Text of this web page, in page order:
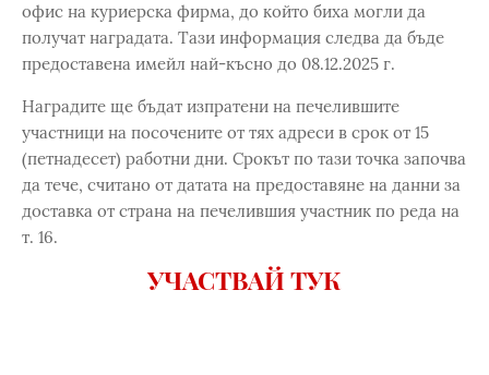
офис на куриерска фирма, до който биха могли да
получат наградата. Тази информация следва да бъде
предоставена имейл най-късно до 08.12.2025 г.
Наградите ще бъдат изпратени на печелившите
участници на посочените от тях адреси в срок от 15
(петнадесет) работни дни. Срокът по тази точка започва
да тече, считано от датата на предоставяне на данни за
доставка от страна на печелившия участник по реда на
т. 16.
УЧАСТВАЙ ТУК